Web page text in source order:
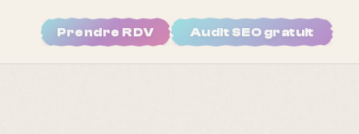
Prendre RDV Audit SEO gratuit